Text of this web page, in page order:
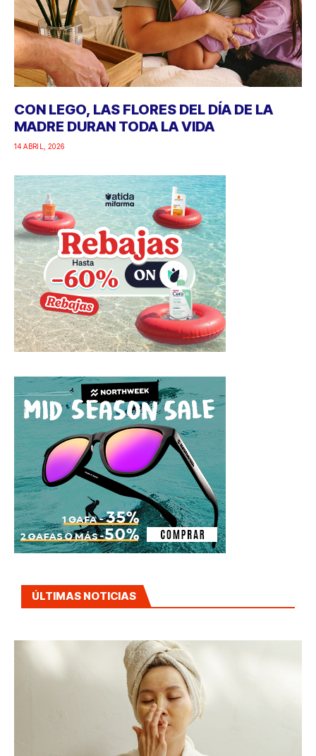
CON LEGO, LAS FLORES DEL DÍA DE LA
MADRE DURAN TODA LA VIDA
14 ABRIL, 2026
ÚLTIMAS NOTICIAS